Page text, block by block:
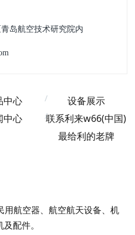
岛航空技术研究院内
中心
设备展示
中心
联系利来w66(中国)
最给利的老牌
用航空器、航空航天设备、机
配件。